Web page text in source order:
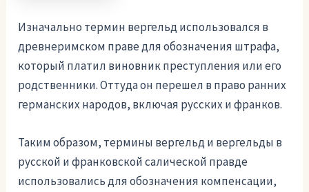
Изначально термин вергельд использовался в
древнеримском праве для обозначения штрафа,
который платил виновник преступления или его
родственники. Оттуда он перешел в право ранних
германских народов, включая русских и франков.
Таким образом, термины вергельд и вергельды в
русской и франковской салической правде
использовались для обозначения компенсации,